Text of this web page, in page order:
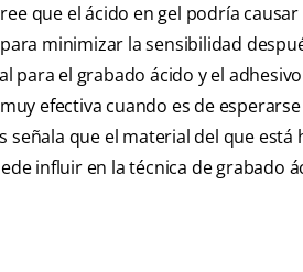
que el ácido en gel podría
minimizar la sensibilidad
para el grabado ácido y el
efectiva cuando es de
que el material del que está
influir en la técnica de grabado